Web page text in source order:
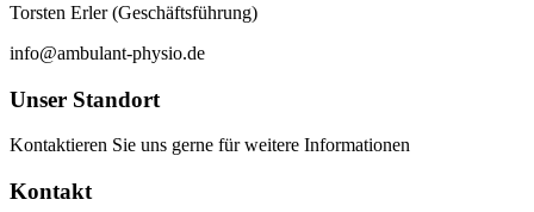
Torsten Erler (Geschäftsführung)
info@ambulant-physio.de
Unser Standort
Kontaktieren Sie uns gerne für weitere Informationen
Kontakt